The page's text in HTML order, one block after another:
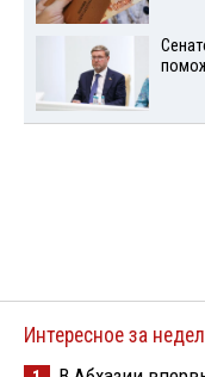
Интересное за